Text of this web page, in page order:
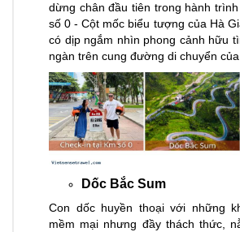
dừng chân đầu tiên trong hành
số 0 - Cột mốc biểu tượng của Hà
có dịp ngắm nhìn phong cảnh hữu
ngàn trên cung đường di chuyển
Dốc Bắc Sum
Con dốc huyền thoại với những
mềm mại nhưng đầy thách thức,